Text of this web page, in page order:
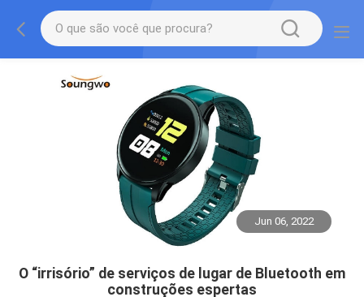
Jun 06, 2022
O “irrisório” de serviços de lugar de Bluetooth em
construções espertas